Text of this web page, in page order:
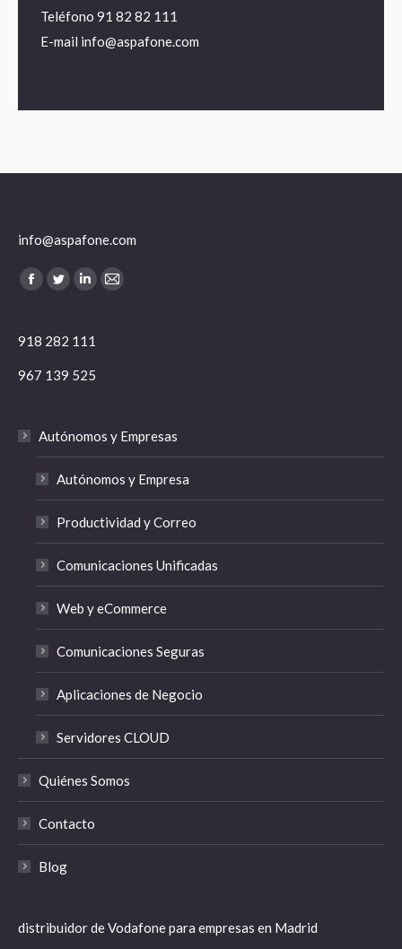
Teléfono 91 82 82 111
E-mail info@aspafone.com
info@aspafone.com
Encuéntranos en:
Facebook
TwitterLinkedin
Mail
918 282 111
967 139 525
Autónomos y Empresas
Autónomos y Empresa
Productividad y Correo
Comunicaciones Unificadas
Web y eCommerce
Comunicaciones Seguras
Aplicaciones de Negocio
Servidores CLOUD
Quiénes Somos
Contacto
Blog
distribuidor de Vodafone para empresas en Madrid